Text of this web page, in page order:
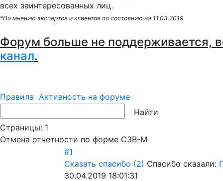
всех заинтересованных лиц.
*По мнению экспертов и клиентов по состоянию на 11.03.2019
Форум больше не поддерживается,
канал.
Правила Активность на форуме
Страницы: 1
Отмена отчетности по форме СЗВ-М
#1
Сказать спасибо (2) Спасибо сказали:
30.04.2019 18:01:31